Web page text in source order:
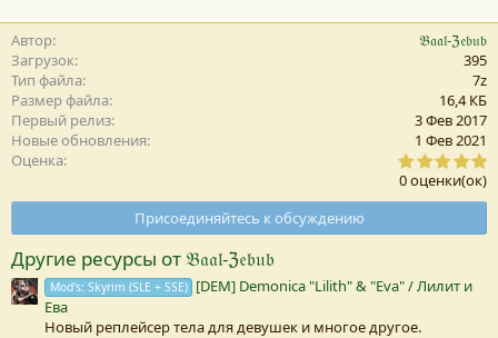
Автор
𝔅𝔞𝔞𝔩-ℨ𝔢𝔟𝔲𝔟
Загрузок
395
Тип файла
7z
Размер файла
16,4 КБ
Первый релиз
3 Фев 2017
Новые обновления
1 Фев 2021
Оценка
0
,
0
з
0 оценки(ок)
Присоединяйтесь к обсуждению
Другие ресурсы от 𝔅𝔞𝔞𝔩-ℨ𝔢𝔟𝔲𝔟
Mod's: Skyrim (SLE + SSE) [DEM] Demonica "Lilith" & "Eva" / Лилит и
Ева
Новый реплейсер тела для девушек и многое другое.